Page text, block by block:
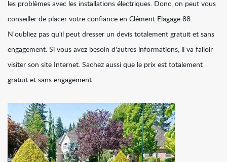
les problèmes avec les installations électriques. Donc, on peut vous
conseiller de placer votre confiance en Clément Elagage 88.
N'oubliez pas qu'il peut dresser un devis totalement gratuit et sans
engagement. Si vous avez besoin d'autres informations, il va falloir
visiter son site Internet. Sachez aussi que le prix est totalement
gratuit et sans engagement.